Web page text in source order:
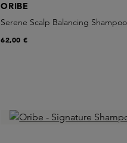
ORIBE
Serene Scalp Balancing Shampoo
62,00 €